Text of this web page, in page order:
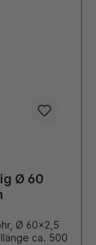
Ø 60
Ø 60x2,5
ca. 500